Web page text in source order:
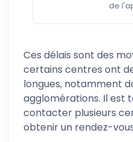
de
Ces délais sont des
certains centres ont
longues, notamment
agglomérations. Il est
contacter plusieurs
obtenir un rendez-